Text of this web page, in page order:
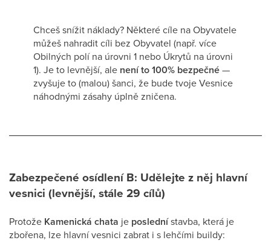
Chceš snížit náklady? Některé cíle na Obyvatele
můžeš nahradit cíli bez Obyvatel (např. více
Obilných polí na úrovni 1 nebo Úkrytů na úrovni
1). Je to levnější, ale není to 100% bezpečné—
zvyšuje to (malou) šanci, že bude tvoje Vesnice
náhodnými zásahy úplně zničena.
Zabezpečené osídlení B: Udělejte z něj hlavní
vesnici (levnější, stále 29 cílů)
Protože Kamenická chata je poslednístavba, která je
zbořena, lze hlavní vesnici zabrat i s lehčími buildy: